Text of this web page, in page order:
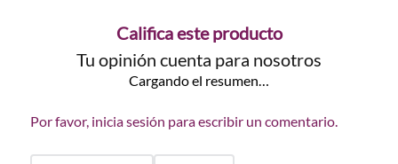
Califica este producto
Tu opinión cuenta para nosotros
Cargando el resumen…
Por favor, inicia sesión para escribir un comentario.